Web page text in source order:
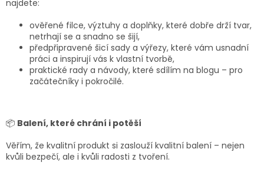
najdete:
ověřené filce, výztuhy a doplňky, které dobře drží tvar,
netrhají se a snadno se šijí,
předpřipravené šicí sady a výřezy, které vám usnadní
práci a inspirují vás k vlastní tvorbě,
praktické rady a návody, které sdílím na blogu – pro
začátečníky i pokročilé.
📦 Balení, které chrání i potěší
Věřím, že kvalitní produkt si zaslouží kvalitní balení – nejen
kvůli bezpečí, ale i kvůli radosti z tvoření.